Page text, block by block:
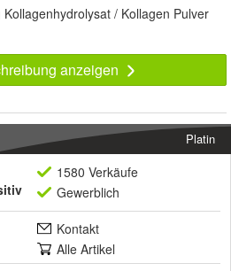
/ Kollagen Pulver
anzeigen
Platin
1580 Verkäufe
Gewerblich
Kontakt
Alle Artikel